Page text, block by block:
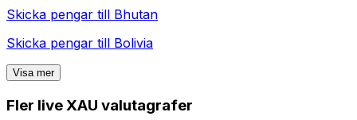
Skicka pengar till Bhutan
Skicka pengar till Bolivia
Visa mer
Fler live XAU valutagrafer